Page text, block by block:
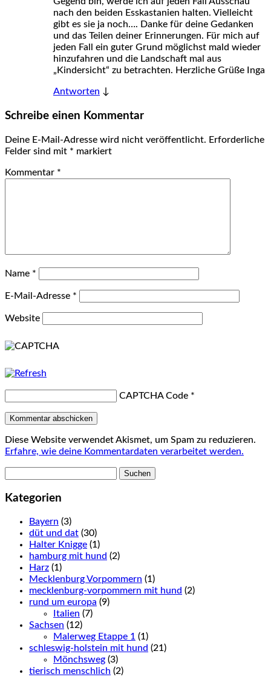
nach den beiden Esskastanien halten. Vielleicht
gibt es sie ja noch…. Danke für deine Gedanken
und das Teilen deiner Erinnerungen. Für mich auf
jeden Fall ein guter Grund möglichst mald wieder
hinzufahren und die Landschaft mal aus
„Kindersicht“ zu betrachten. Herzliche Grüße Inga
Antworten ↓
Schreibe einen Kommentar
Deine E-Mail-Adresse wird nicht veröffentlicht. Erforderliche
Felder sind mit * markiert
Kommentar *
Name *
E-Mail-Adresse *
Website
CAPTCHA Code *
Diese Website verwendet Akismet, um Spam zu reduzieren.
Erfahre, wie deine Kommentardaten verarbeitet werden.
Kategorien
Bayern (3)
düt und dat (30)
Halter Knigge (1)
hamburg mit hund (2)
Harz (1)
Mecklenburg Vorpommern (1)
mecklenburg-vorpommern mit hund (2)
rund um europa (9)
Italien (7)
Sachsen (12)
Malerweg Etappe 1 (1)
schleswig-holstein mit hund (21)
Mönchsweg (3)
tierisch menschlich (2)